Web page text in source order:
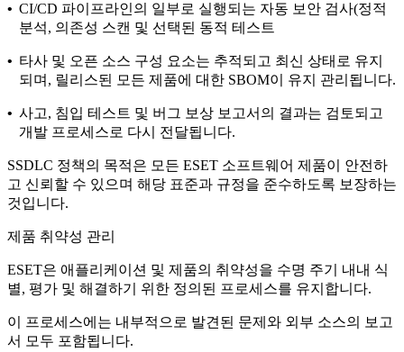
• CI/CD 파이프라인의 일부로 실행되는 자동 보안 검사(정적
분석, 의존성 스캔 및 선택된 동적 테스트
• 타사 및 오픈 소스 구성 요소는 추적되고 최신 상태로 유지
되며, 릴리스된 모든 제품에 대한 SBOM이 유지 관리됩니다.
• 사고, 침입 테스트 및 버그 보상 보고서의 결과는 검토되고
개발 프로세스로 다시 전달됩니다.
SSDLC 정책의 목적은 모든 ESET 소프트웨어 제품이 안전하
고 신뢰할 수 있으며 해당 표준과 규정을 준수하도록 보장하는
것입니다.
제품 취약성 관리
ESET은 애플리케이션 및 제품의 취약성을 수명 주기 내내 식
별, 평가 및 해결하기 위한 정의된 프로세스를 유지합니다.
이 프로세스에는 내부적으로 발견된 문제와 외부 소스의 보고
서 모두 포함됩니다.